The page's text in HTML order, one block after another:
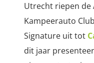
Utrecht riepen de
Kampeerauto
Signature uit tot
dit jaar